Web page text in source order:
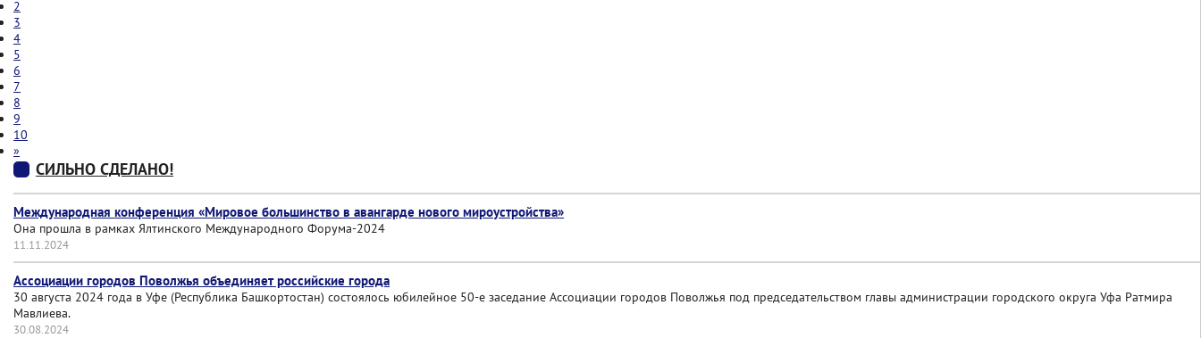
2
3
4
5
6
7
8
9
10
»
СИЛЬНО СДЕЛАНО!
Международная конференция «Мировое большинство в авангарде нового мироустройства»
Она прошла в рамках Ялтинского Международного Форума-2024
11.11.2024
Ассоциации городов Поволжья объединяет российские города
30 августа 2024 года в Уфе (Республика Башкортостан) состоялось юбилейное 50-е заседание Ассоциации городов Поволжья под председательством главы администрации городского округа Уфа Ратмира
Мавлиева.
30.08.2024